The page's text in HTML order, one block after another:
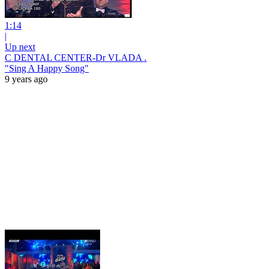
1:14
|
Up next
C DENTAL CENTER-Dr VLADA .
"Sing A Happy Song"
9 years ago